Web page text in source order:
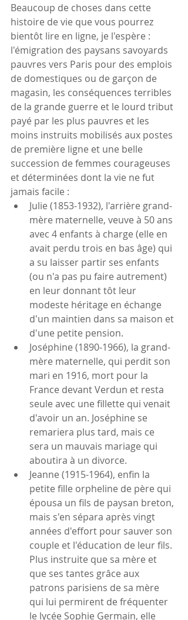
Beaucoup de choses dans cette
histoire de vie que vous pourrez
bientôt lire en ligne, je l'espère :
l'émigration des paysans savoyards
pauvres vers Paris pour des emplois
de domestiques ou de garçon de
magasin, les conséquences terribles
de la grande guerre et le lourd tribut
payé par les plus pauvres et les
moins instruits mobilisés aux postes
de première ligne et une belle
succession de femmes courageuses
et déterminées dont la vie ne fut
jamais facile :
Julie (1853-1932), l'arrière grand-
mère maternelle, veuve à 50 ans
avec 4 enfants à charge (elle en
avait perdu trois en bas âge) qui
a su laisser partir ses enfants
(ou n'a pas pu faire autrement)
en leur donnant tôt leur
modeste héritage en échange
d'un maintien dans sa maison et
d'une petite pension.
Joséphine (1890-1966), la grand-
mère maternelle, qui perdit son
mari en 1916, mort pour la
France devant Verdun et resta
seule avec une fillette qui venait
d'avoir un an. Joséphine se
remariera plus tard, mais ce
sera un mauvais mariage qui
aboutira à un divorce.
Jeanne (1915-1964), enfin la
petite fille orpheline de père qui
épousa un fils de paysan breton,
mais s'en sépara après vingt
années d'effort pour sauver son
couple et l'éducation de leur fils.
Plus instruite que sa mère et
que ses tantes grâce aux
patrons parisiens de sa mère
qui lui permirent de fréquenter
le lycée Sophie Germain, elle